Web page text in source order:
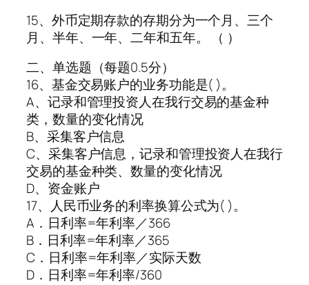
15、外币定期存款的存期分为一个月、三个
月、半年、一年、二年和五年。 （ ）
二、单选题（每题0.5分）
16、基金交易账户的业务功能是( )。
A、记录和管理投资人在我行交易的基金种
类，数量的变化情况
B、采集客户信息
C、采集客户信息，记录和管理投资人在我行
交易的基金种类、数量的变化情况
D、资金账户
17、人民币业务的利率换算公式为( )。
A．日利率=年利率／366
B．日利率=年利率／365
C．日利率=年利率／实际天数
D．日利率=年利率/360